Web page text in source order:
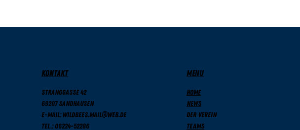
KONTAKT
Stranggasse 42
69207 Sandhausen
E-Mail: wildbees.mail@web.de
Tel.: 06224-52286
MENU
Home
News
Der Verein
Teams